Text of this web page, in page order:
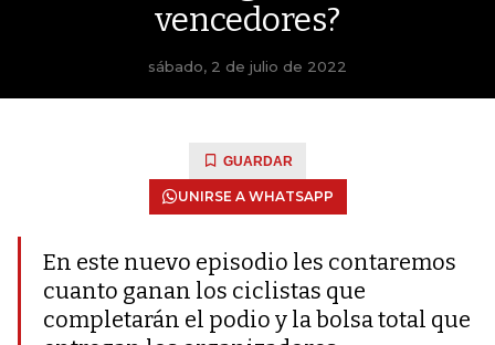
vencedores?
sábado, 2 de julio de 2022
GUARDAR
UNIRSE A WHATSAPP
En este nuevo episodio les contaremos
cuanto ganan los ciclistas que
completarán el podio y la bolsa total que